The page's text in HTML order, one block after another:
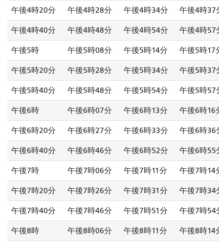
午後4時20分 午後4時28分 午後4時34分 午後4時37
午後4時40分 午後4時48分 午後4時54分 午後4時57
午後5時 午後5時08分 午後5時14分 午後5時17
午後5時20分 午後5時28分 午後5時34分 午後5時37
午後5時40分 午後5時48分 午後5時54分 午後5時57
午後6時 午後6時07分 午後6時13分 午後6時16
午後6時20分 午後6時27分 午後6時33分 午後6時36
午後6時40分 午後6時46分 午後6時52分 午後6時55
午後7時 午後7時06分 午後7時11分 午後7時14
午後7時20分 午後7時26分 午後7時31分 午後7時34
午後7時40分 午後7時46分 午後7時51分 午後7時54
午後8時 午後8時06分 午後8時11分 午後8時14